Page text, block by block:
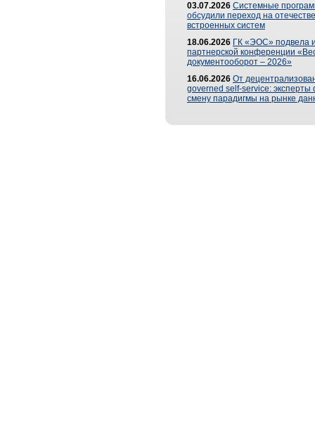
03.07.2026 Системные
обсудили переход на
встроенных систем
18.06.2026 ГК «ЭОС» подвела
партнерской конференции
документооборот – 2026»
16.06.2026 От
governed self-service: эксперты
смену парадигмы на рынке